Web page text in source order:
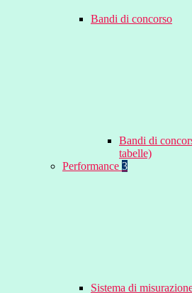
Bandi di concorso
Bandi di
tabelle)
Performance 3
Sistema di